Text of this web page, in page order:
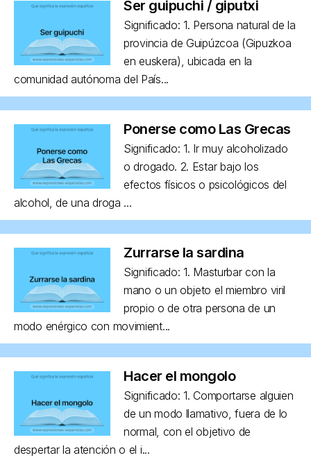
Ser guipuchi / giputxi
Significado: 1. Persona natural de la
provincia de Guipúzcoa (Gipuzkoa
en euskera), ubicada en la
comunidad autónoma del País...
Ponerse como Las Grecas
Significado: 1. Ir muy alcoholizado
o drogado. 2. Estar bajo los
efectos físicos o psicológicos del
alcohol, de una droga ...
Zurrarse la sardina
Significado: 1. Masturbar con la
mano o un objeto el miembro viril
propio o de otra persona de un
modo enérgico con movimient...
Hacer el mongolo
Significado: 1. Comportarse alguien
de un modo llamativo, fuera de lo
normal, con el objetivo de
despertar la atención o el i...